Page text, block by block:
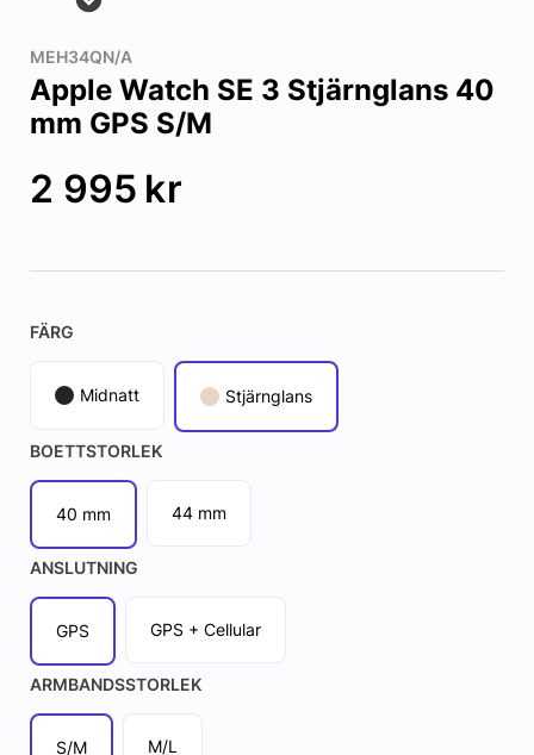
MEH34QN/A
Apple Watch SE 3 Stjärnglans 40
mm GPS S/M
2 995 kr
FÄRG
Midnatt Stjärnglans
BOETTSTORLEK
40 mm 44 mm
ANSLUTNING
GPS GPS + Cellular
ARMBANDSSTORLEK
S/M M/L